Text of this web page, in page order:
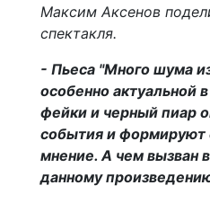
Максим Аксенов
спектакля.
- Пьеса "Много шума
особенно актуальной
фейки и черный пиар
события и формируют
мнение. А чем вызван
данному